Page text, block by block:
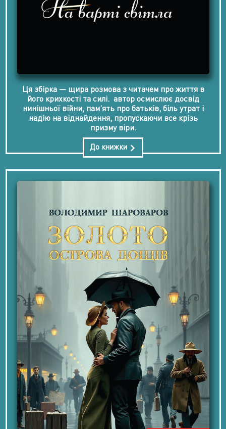
Ця збірка — щира розмова з читачем про життя в
його крихкості та силі. автор осмислює досвід
нинішньої війни, пам’ять про батьків, біль утрат і
надію на віднайдення, пропускаючи все крізь
призму віри.
До книжки